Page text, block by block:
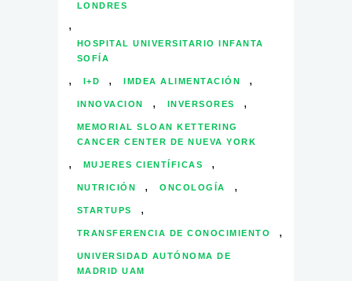
LONDRES
,
HOSPITAL UNIVERSITARIO INFANTA
SOFÍA
, I+D , IMDEA ALIMENTACIÓN ,
INNOVACION , INVERSORES ,
MEMORIAL SLOAN KETTERING
CANCER CENTER DE NUEVA YORK
, MUJERES CIENTÍFICAS ,
NUTRICIÓN , ONCOLOGÍA ,
STARTUPS ,
TRANSFERENCIA DE CONOCIMIENTO ,
UNIVERSIDAD AUTÓNOMA DE
MADRID UAM